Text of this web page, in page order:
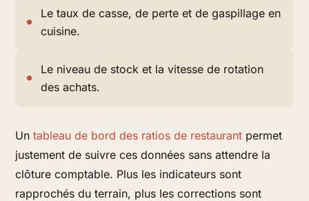
Le taux de casse, de perte et de gaspillage en
cuisine.
Le niveau de stock et la vitesse de rotation
des achats.
Untableau de bord des ratios de restaurant permet
justement de suivre ces données sans attendre la
clôture comptable. Plus les indicateurs sont
rapprochés du terrain, plus les corrections sont